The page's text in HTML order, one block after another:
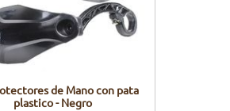
de Mano con pata
plastico - Negro